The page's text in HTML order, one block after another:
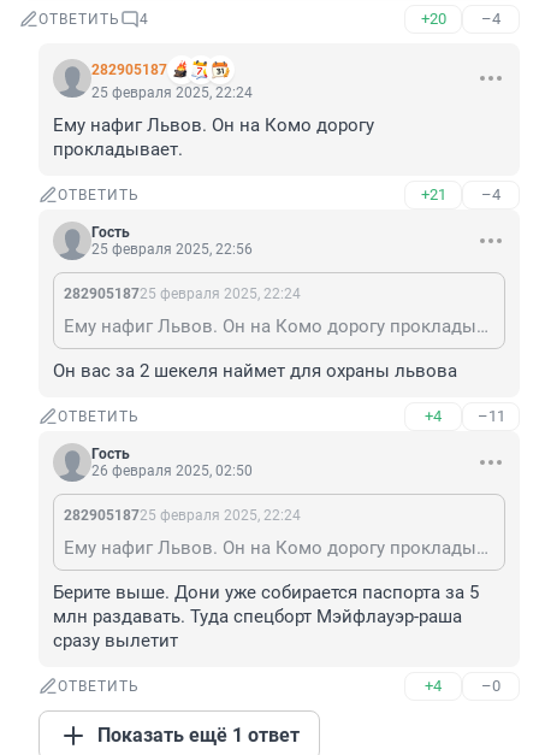
ОТВЕТИТЬ 4 +20 –4
282905187
25 февраля 2025, 22:24
Ему нафиг Львов. Он на Комо дорогу
прокладывает.
ОТВЕТИТЬ +21 –4
Гость
25 февраля 2025, 22:56
28290518725 февраля 2025, 22:24
Ему нафиг Львов. Он на Комо дорогу прокладывает.
Он вас за 2 шекеля наймет для охраны львова
ОТВЕТИТЬ +4 –11
Гость
26 февраля 2025, 02:50
28290518725 февраля 2025, 22:24
Ему нафиг Львов. Он на Комо дорогу прокладывает.
Берите выше. Дони уже собирается паспорта за 5
млн раздавать. Туда спецборт Мэйфлауэр-раша
сразу вылетит
ОТВЕТИТЬ +4 –0
Показать ещё 1 ответ